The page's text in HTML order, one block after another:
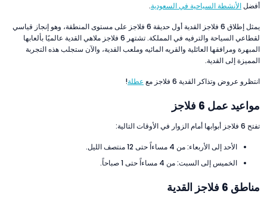
أفضلالأنشطة السياحية في السعودية.
يمثل إطلاق 6 فلاجز القدية أول حديقة 6 فلاجز على مستوى المنطقة، وهو إنجاز قياسي
لقطاعي السياحة والترفيه في المملكة. تشتهر 6 فلاجز ملاهي القدية عالميًا بألعابها
المبهرة ومرافقها العائلية والقريه المائيه وملعب القدية، والآن ستجلب هذه التجربة
المميزة إلى القدية.
انتظرو عروض وتذاكر القدية 6 فلاجز مع عطلة!
مواعيد عمل 6 فلاجز
تفتح 6 فلاجز أبوابها أمام الزوار في الأوقات التالية:
الأحد إلى الأربعاء: من 4 مساءاً حتى 12 منتصف الليل.
الخميس إلى السبت: من 4 مساءاً حتى 1 صباحاً.
مناطق 6 فلاجز القدية